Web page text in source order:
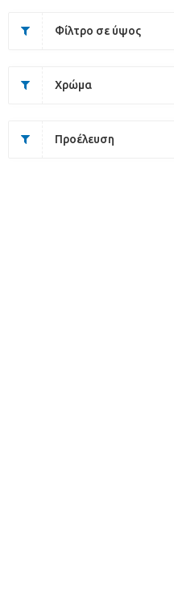
Φίλτρο σε ύψος
Χρώμα
Προέλευση